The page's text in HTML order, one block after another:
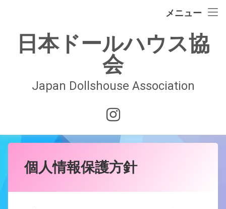
メニュー
ドールハウスの歴史
入会案内
お問合せ
日本ドールハウス協
会
Japan Dollshouse Association
Instagram
個人情報保護方針